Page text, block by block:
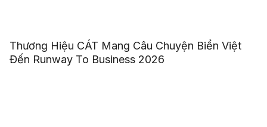
Thương Hiệu CÁT Mang Câu Chuyện Biển Việt
Đến Runway To Business 2026